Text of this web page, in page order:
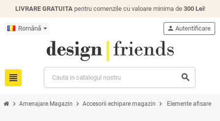
LIVRARE GRATUITApentru comenzile cu valoare minima de 300 Lei!
Română
view_headline search
person Autentificare
chevron_right Amenajare Magazin chevron_right Accesorii echipare magazin chevron_right Elemente afisare